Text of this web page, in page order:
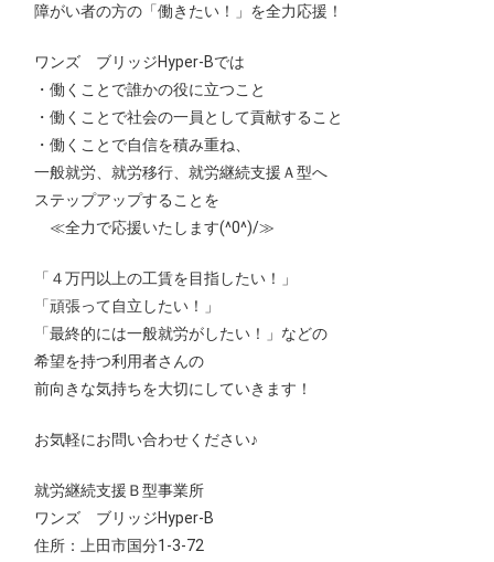
障がい者の方の「働きたい！」を全力応援！
ワンズ ブリッジHyper-Bでは
・働くことで誰かの役に立つこと
・働くことで社会の一員として貢献すること
・働くことで自信を積み重ね、
一般就労、就労移行、就労継続支援Ａ型へ
ステップアップすることを
≪全力で応援いたします(^0^)/≫
「４万円以上の工賃を目指したい！」
「頑張って自立したい！」
「最終的には一般就労がしたい！」などの
希望を持つ利用者さんの
前向きな気持ちを大切にしていきます！
お気軽にお問い合わせください♪
就労継続支援Ｂ型事業所
ワンズ ブリッジHyper-B
住所：上田市国分1‐3‐72